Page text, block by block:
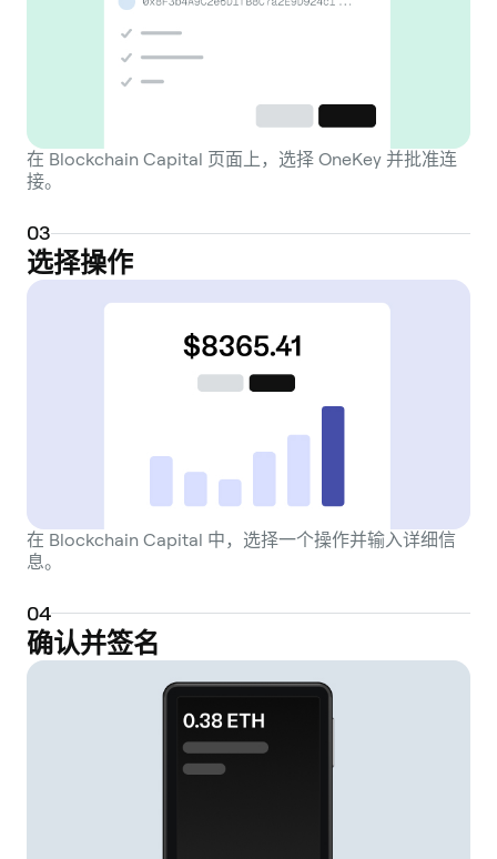
在 Blockchain Capital 页面上，选择 OneKey 并批准连
接。
03
选择操作
在 Blockchain Capital 中，选择一个操作并输入详细信
息。
04
确认并签名